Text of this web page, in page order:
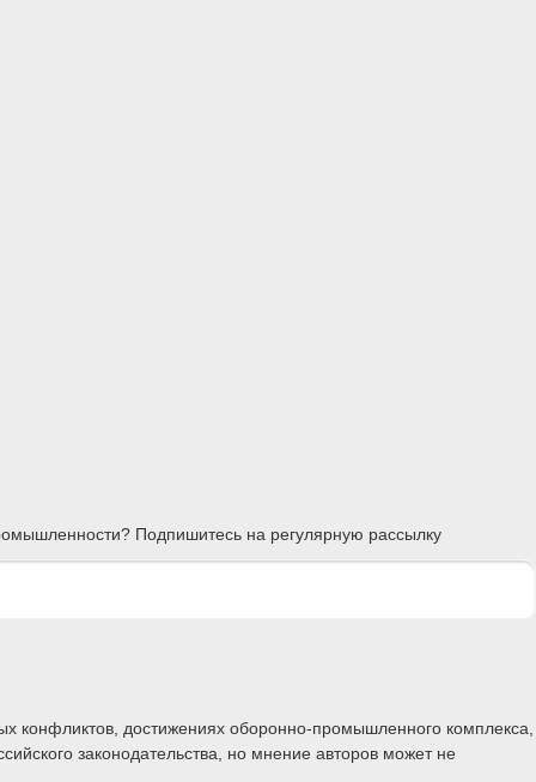
Подпишитесь на регулярную рассылку
конфликтов, достижениях оборонно-промышленного комплекса,
законодательства, но мнение авторов может не